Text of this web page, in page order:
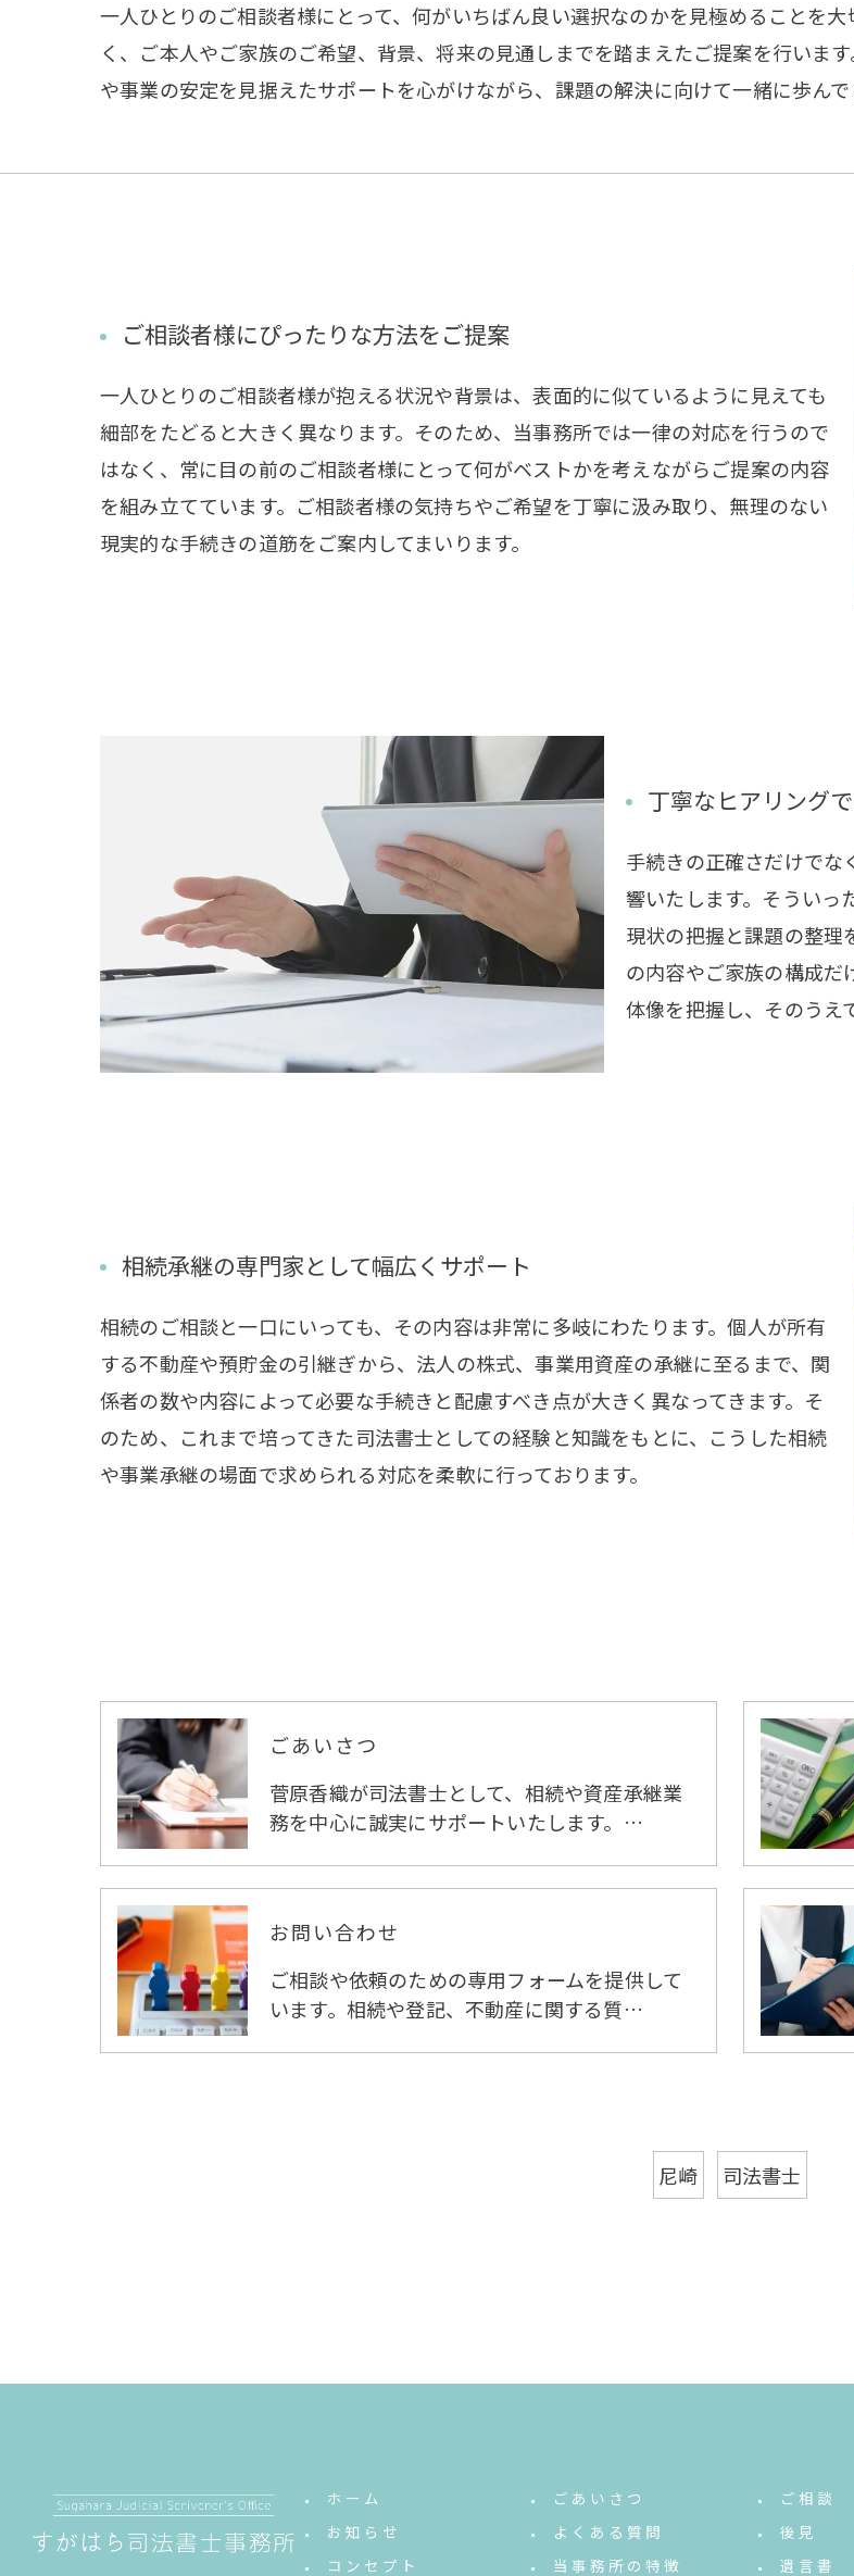
一人ひとりのご相談者様にとって、何がいちばん良い選択なのかを見極めることを
く、ご本人やご家族のご希望、背景、将来の見通しまでを踏まえたご提案を行いま
や事業の安定を見据えたサポートを心がけながら、課題の解決に向けて一緒に歩んで
ご相談者様にぴったりな方法をご提案
一人ひとりのご相談者様が抱える状況や背景は、表面的に似ているように見えても
細部をたどると大きく異なります。そのため、当事務所では一律の対応を行うので
はなく、常に目の前のご相談者様にとって何がベストかを考えながらご提案の内容
を組み立てています。ご相談者様の気持ちやご希望を丁寧に汲み取り、無理のない
現実的な手続きの道筋をご案内してまいります。
丁寧なヒアリング
手続きの正確さだけでな
響いたします。そういっ
現状の把握と課題の整理
の内容やご家族の構成だ
体像を把握し、そのうえ
相続承継の専門家として幅広くサポート
相続のご相談と一口にいっても、その内容は非常に多岐にわたります。個人が所有
する不動産や預貯金の引継ぎから、法人の株式、事業用資産の承継に至るまで、関
係者の数や内容によって必要な手続きと配慮すべき点が大きく異なってきます。そ
のため、これまで培ってきた司法書士としての経験と知識をもとに、こうした相続
や事業承継の場面で求められる対応を柔軟に行っております。
ごあいさつ
菅原香織が司法書士として、相続や資産承継業
務を中心に誠実にサポートいたします。…
お問い合わせ
ご相談や依頼のための専用フォームを提供して
います。相続や登記、不動産に関する質…
尼崎 司法書士
ホーム
お知らせ
コンセプト
ごあいさつ
よくある質問
当事務所の特徴
ご相談
後見
遺言書
お問い合わせはこちら